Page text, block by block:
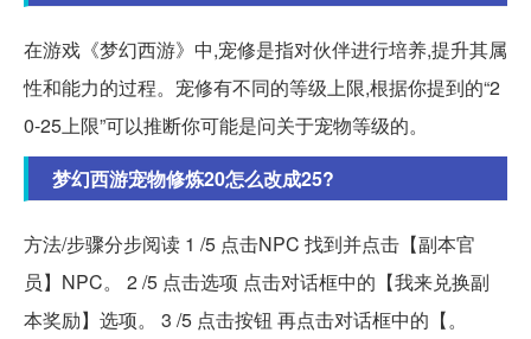
在游戏《梦幻西游》中,宠修是指对伙伴进行培养,提升其属
性和能力的过程。宠修有不同的等级上限,根据你提到的“2
0-25上限”可以推断你可能是问关于宠物等级的。
梦幻西游宠物修炼20怎么改成25?
方法/步骤分步阅读 1 /5 点击NPC 找到并点击【副本官
员】NPC。 2 /5 点击选项 点击对话框中的【我来兑换副
本奖励】选项。 3 /5 点击按钮 再点击对话框中的【。